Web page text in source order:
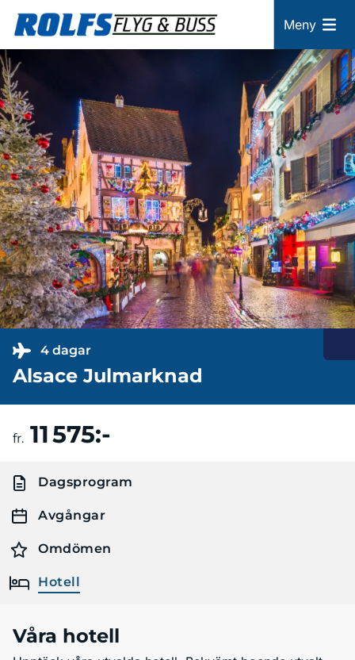
Meny
4 dagar
Alsace Julmarknad
fr. 11 575:-
Dagsprogram
Avgångar
Omdömen
Hotell
Våra hotell